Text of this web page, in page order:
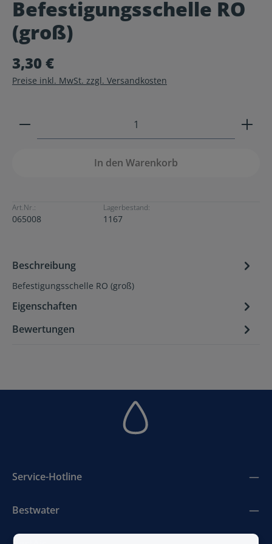
Durchschnittliche Bewertung von 0 von 5 Sternen
Befestigungsschelle RO
(groß)
3,30 €
Preise inkl. MwSt. zzgl. Versandkosten
Produkt Anzahl: Gib den gewünschten Wert ein
In den Warenkorb
Art.Nr.:
065008
Lagerbestand:
1167
Beschreibung
Befestigungsschelle RO (groß)
Eigenschaften
Bewertungen
Service-Hotline
Bestwater